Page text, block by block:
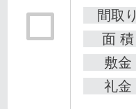
間取り
面 積
敷金
礼金